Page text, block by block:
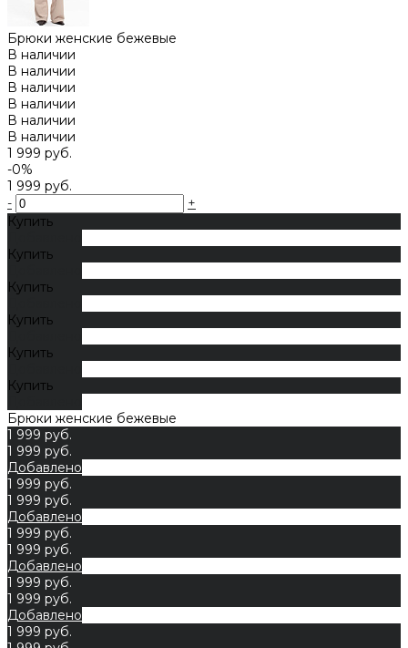
Брюки женские бежевые
В наличии
В наличии
В наличии
В наличии
В наличии
В наличии
1 999 руб.
-0%
1 999 руб.
-
+
Купить
Купить
Купить
Купить
Купить
Купить
Брюки женские бежевые
1 999 руб.
1 999 руб.
Добавлено
1 999 руб.
1 999 руб.
Добавлено
1 999 руб.
1 999 руб.
Добавлено
1 999 руб.
1 999 руб.
Добавлено
1 999 руб.